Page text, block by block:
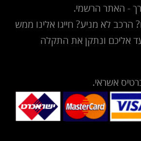
- האתר הרשמי.
לא מניע? חייגו אלינו ממש
עד אליכם ונתקן את התקלה
אשראי.